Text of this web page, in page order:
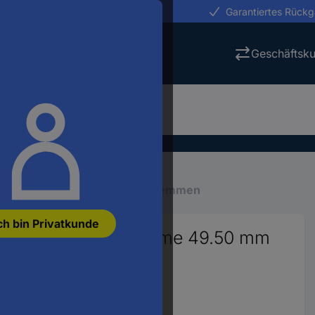
bin Privatkunde
Garantiertes
Reihenklemmen Reihenklemmen
Durchgangsklemme 49.50 mm